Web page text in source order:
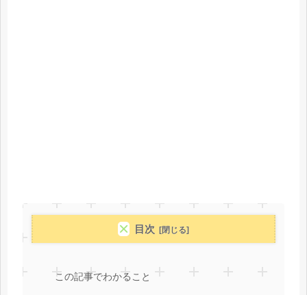
目次
この記事でわかること